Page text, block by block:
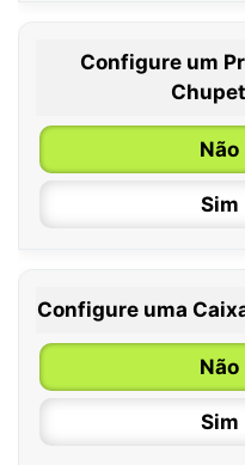
0 /
6 /
Configure um
Não
Sim
Configure uma
Não
Sim